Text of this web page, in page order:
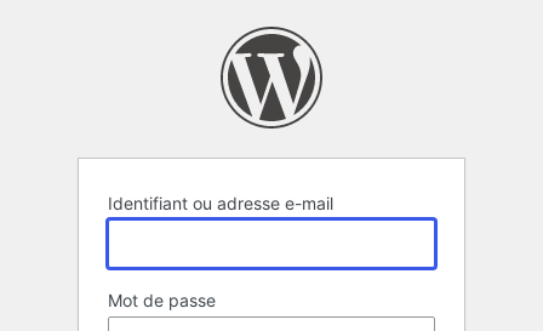
Identifiant ou adresse e-mail
Mot de passe